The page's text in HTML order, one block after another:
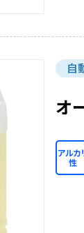
自
オ